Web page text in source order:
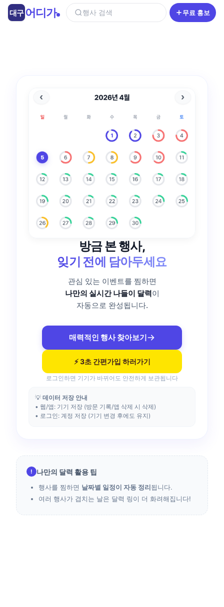
방금 본 행사,
잊기 전에 담아두세요
관심 있는 이벤트를 찜하면
나만의 실시간 나들이 달력이
자동으로 완성됩니다.
매력적인 행사 찾아보기
⚡️ 3초 간편가입 하러가기
로그인하면 기기가 바뀌어도 안전하게 보관됩니다
💡 데이터 저장 안내
• 웹/앱: 기기 저장 (방문 기록/앱 삭제 시 삭제)
• 로그인: 계정 저장 (기기 변경 후에도 유지)
! 나만의 달력 활용 팁
행사를 찜하면 날짜별 일정이 자동 정리됩니다.
여러 행사가 겹치는 날은 달력 링이 더 화려해집니다!
대구 어디가 행사 검색 무료 홍보